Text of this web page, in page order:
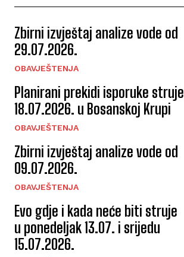
Zbirni izvještaj analize vode od
29.07.2026.
OBAVJEŠTENJA
Planirani prekidi isporuke struje
18.07.2026. u Bosanskoj Krupi
OBAVJEŠTENJA
Zbirni izvještaj analize vode od
09.07.2026.
OBAVJEŠTENJA
Evo gdje i kada neće biti struje
u ponedeljak 13.07. i srijedu
15.07.2026.